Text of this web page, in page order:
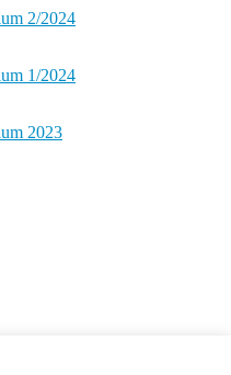
2/2024
1/2024
2023